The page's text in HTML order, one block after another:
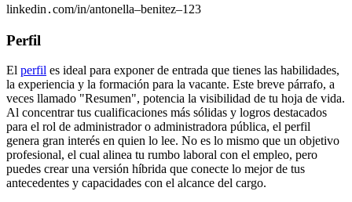
linkedin․com/in/antonella–benitez–123
Perfil
El perfil es ideal para exponer de entrada que tienes las habilidades,
la experiencia y la formación para la vacante. Este breve párrafo, a
veces llamado "Resumen", potencia la visibilidad de tu hoja de vida.
Al concentrar tus cualificaciones más sólidas y logros destacados
para el rol de administrador o administradora pública, el perfil
genera gran interés en quien lo lee. No es lo mismo que un objetivo
profesional, el cual alinea tu rumbo laboral con el empleo, pero
puedes crear una versión híbrida que conecte lo mejor de tus
antecedentes y capacidades con el alcance del cargo.